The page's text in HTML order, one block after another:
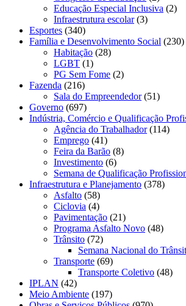
Educação Especial Inclusiva (2)
Infraestrutura escolar(3)
Esportes (340)
Família e Desenvolvimento Social (230)
Habitação (28)
LGBT (1)
PG Sem Fome (2)
Fazenda (216)
Sala do Empreendedor(51)
Governo (697)
Indústria, Comércio e Qualificação
Agência do Trabalhador(114)
Emprego (41)
Feira da Barão (8)
Investimento (6)
Semana de Qualificação
Infraestrutura e Planejamento (378)
Asfalto (58)
Ciclovia (4)
Pavimentação (21)
Programa Asfalto Novo (48)
Trânsito (72)
Semana Nacional do
Transporte (69)
Transporte Coletivo (48)
IPLAN (42)
Meio Ambiente (197)